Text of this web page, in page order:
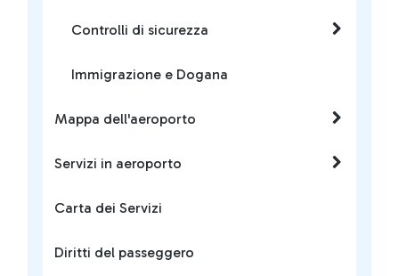
Controlli di sicurezza
Immigrazione e Dogana
Mappa dell'aeroporto
Servizi in aeroporto
Carta dei Servizi
Diritti del passeggero